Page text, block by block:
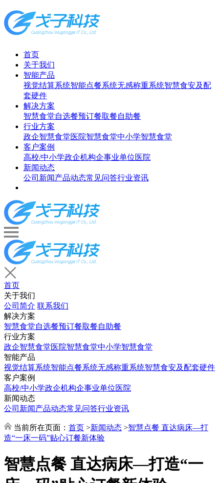
首页
关于我们
智能产品
视觉结算系统智能点餐系统无感称重系统智慧食安及配
套硬件
解决方案
智慧食堂自选餐预订餐取餐自助餐
行业方案
政企智慧食堂医院智慧食堂中小学智慧食堂
客户案例
高校/中小学政企机构企事业单位医院
新闻动态
公司新闻产品动态常见问答行业资讯
首页
关于我们
公司简介 联系我们
解决方案
智慧食堂自选餐预订餐取餐自助餐
行业方案
政企智慧食堂医院智慧食堂中小学智慧食堂
智能产品
视觉结算系统智能点餐系统无感称重系统智慧食安及配套硬件
客户案例
高校/中小学政企机构企事业单位医院
新闻动态
公司新闻产品动态常见问答行业资讯
当前所在页面： 首页 >新闻动态 >智慧点餐 直达病床—打
造“一床一码”贴心订餐新体验
智慧点餐 直达病床—打造“一